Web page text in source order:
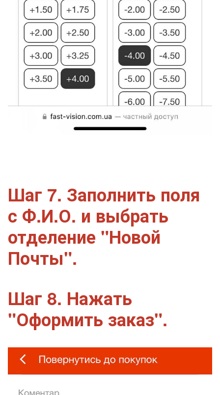
Шаг 7. Заполнить поля
с Ф.И.О. и выбрать
отделение "Новой
Почты".
Шаг 8. Нажать
"Оформить заказ".